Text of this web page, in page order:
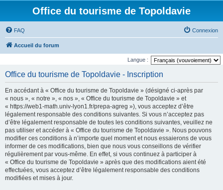
Office du tourisme de Topoldavie
FAQ Connexion
Accueil du forum
Langue :
Office du tourisme de Topoldavie - Inscription
En accédant à « Office du tourisme de Topoldavie » (désigné ci-après par
« nous », « notre », « nos », « Office du tourisme de Topoldavie » et
« https://web1-math.univ-lyon1.fr/prepa-agreg »), vous acceptez d’être
légalement responsable des conditions suivantes. Si vous n’acceptez pas
d’être légalement responsable de toutes les conditions suivantes, veuillez ne
pas utiliser et accéder à « Office du tourisme de Topoldavie ». Nous pouvons
modifier ces conditions à n’importe quel moment et nous essaierons de vous
informer de ces modifications, bien que nous vous conseillons de vérifier
régulièrement par vous-même. En effet, si vous continuez à participer à
« Office du tourisme de Topoldavie » après que des modifications aient été
effectuées, vous acceptez d’être légalement responsable des conditions
modifiées et mises à jour.